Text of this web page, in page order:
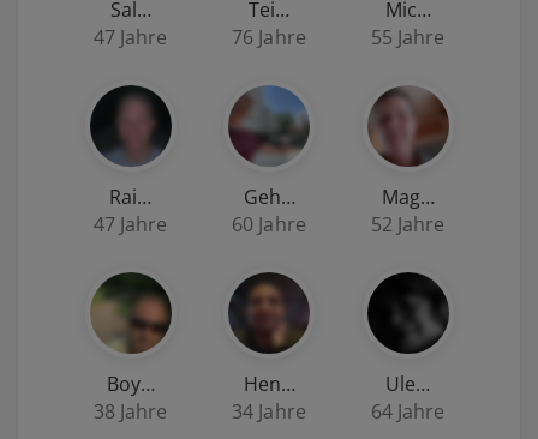
Sal…
47 Jahre
Tei…
76 Jahre
Mic…
55 Jahre
Rai…
47 Jahre
Geh…
60 Jahre
Mag…
52 Jahre
Boy…
38 Jahre
Hen…
34 Jahre
Ule…
64 Jahre